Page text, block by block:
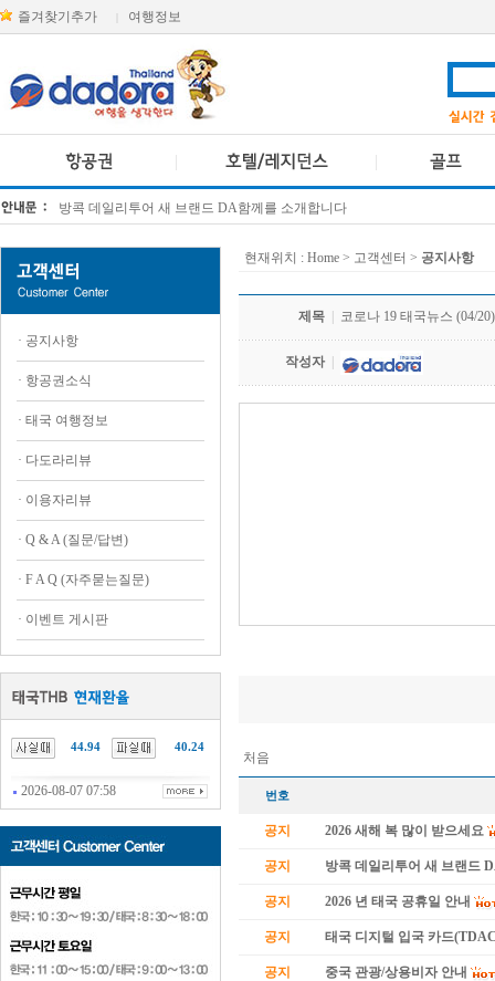
즐겨찾기추가 여행정보
방콕 데일리투어 새 브랜드 DA함께를 소개합니다
· 공지사항
· 항공권소식
· 태국 여행정보
· 다도라리뷰
· 이용자리뷰
· Q & A (질문/답변)
· F A Q (자주묻는질문)
· 이벤트 게시판
44.94 40.24
2026-08-07 07:58
현재위치 : Home > 고객센터 > 공지사항
제목 코로나 19 태국뉴스 (04/20)
작성자
처음
번호
공지 2026 새해 복 많이 받으세요
공지 방콕 데일리투어 새 브랜드
공지 2026 년 태국 공휴일 안내
공지 태국 디지털 입국 카드
공지 중국 관광/상용비자 안내